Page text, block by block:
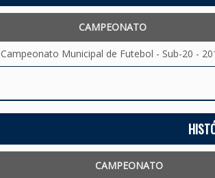
CAMPEONATO
Campeonato Municipal de Futebol - Sub-20 -
CAMPEONATO